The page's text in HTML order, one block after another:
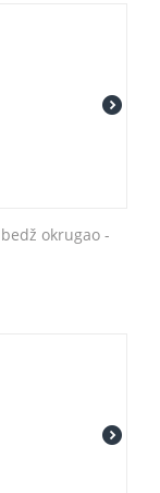
okrugao -